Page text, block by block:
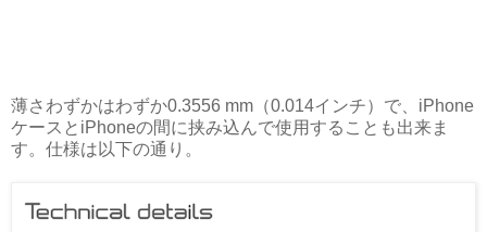
薄さわずかはわずか0.3556 mm（0.014インチ）で、iPhone
ケースとiPhoneの間に挟み込んで使用することも出来ま
す。仕様は以下の通り。